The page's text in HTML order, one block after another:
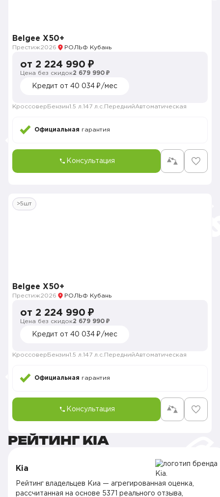
Belgee X50+
Престиж2026 РОЛЬФ Кубань
от 2 224 990 ₽
Цена без скидок2 679 990 ₽
Кредит от 40 034 ₽/мес
Кроссовер Бензин1.5 л. 147 л.с. ПереднийАвтоматическая
Официальная гарантия
Консультация
>5шт
Belgee X50+
Престиж2026 РОЛЬФ Кубань
от 2 224 990 ₽
Цена без скидок2 679 990 ₽
Кредит от 40 034 ₽/мес
Кроссовер Бензин1.5 л. 147 л.с. ПереднийАвтоматическая
Официальная гарантия
Консультация
РЕЙТИНГ KIA
Kia
Рейтинг владельцев Киа — агрегированная оценка,
рассчитанная на основе 5371 реального отзыва,